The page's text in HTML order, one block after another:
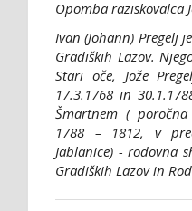
Opomba raziskovalca
Ivan (Johann) Pregelj
Gradiških Lazov.
Stari oče, Jože
17.3.1768 in
Šmartnem (
1788 – 1812, v
Jablanice) - rodovna
Gradiških Lazov in